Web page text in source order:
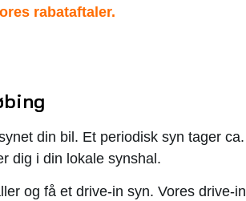
rabataftaler.
din bil. Et periodisk syn tager
dig i din lokale synshal.
og få et drive-in syn. Vores